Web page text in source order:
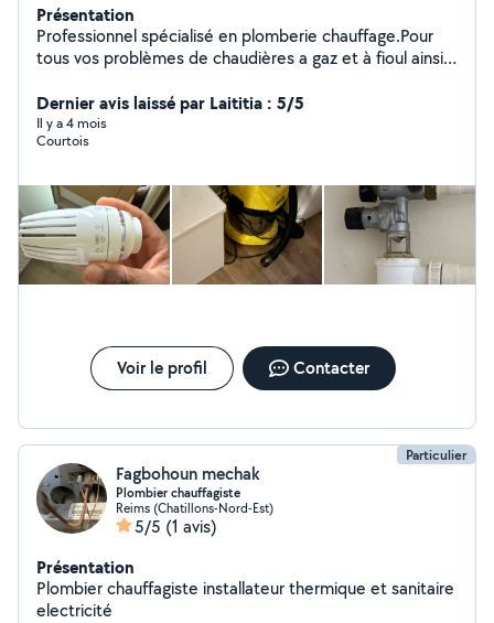
Présentation
Professionnel spécialisé en plomberie chauffage.Pour
tous vos problèmes de chaudières a gaz et à fioul ainsi
et carrelage je suis disponible. Déboucher les toilettes
et les cuisines
Dernier avis laissé par Laititia : 5/5
Il y a 4 mois
Courtois
Voir le profil Contacter
Particulier
Fagbohoun mechak
Plombier chauffagiste
Reims (Chatillons-Nord-Est)
5/5 (1 avis)
Présentation
Plombier chauffagiste installateur thermique et sanitaire
electricité